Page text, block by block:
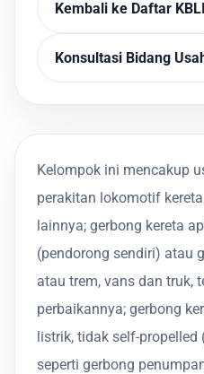
Kembali ke Daftar KBLI
Konsultasi Bidang
Kelompok ini mencakup
perakitan lokomotif
lainnya; gerbong kereta
(pendorong sendiri) atau
atau trem, vans dan truk,
perbaikannya; gerbong
listrik, tidak self-propelled
seperti gerbong